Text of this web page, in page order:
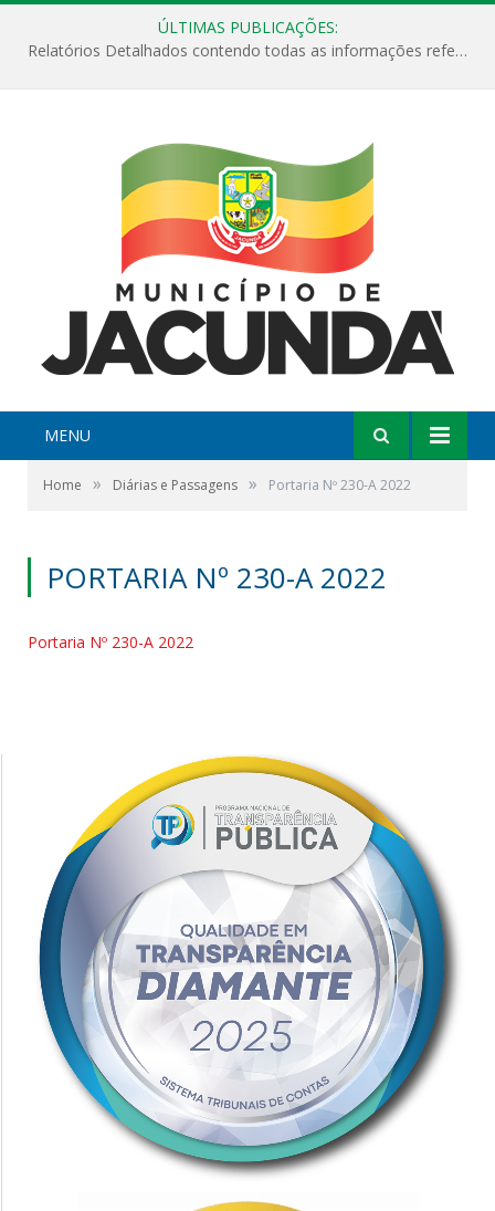
ÚLTIMAS PUBLICAÇÕES:
Relatórios Detalhados contendo todas as informações referentes a execução de recursos destinados ao fomento de projetos culturais no Município de Jacundá entre os anos de 2022 ao presente ano de 2026.
MENU
Home » Diárias e Passagens » Portaria Nº 230-A 2022
PORTARIA Nº 230-A 2022
Portaria Nº 230-A 2022